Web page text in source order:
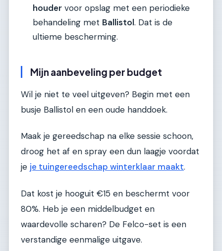
houder voor opslag met een periodieke
behandeling met Ballistol. Dat is de
ultieme bescherming.
Mijn aanbeveling per budget
Wil je niet te veel uitgeven? Begin met een
busje Ballistol en een oude handdoek.
Maak je gereedschap na elke sessie schoon,
droog het af en spray een dun laagje voordat
je je tuingereedschap winterklaar maakt.
Dat kost je hooguit €15 en beschermt voor
80%. Heb je een middelbudget en
waardevolle scharen? De Felco-set is een
verstandige eenmalige uitgave.